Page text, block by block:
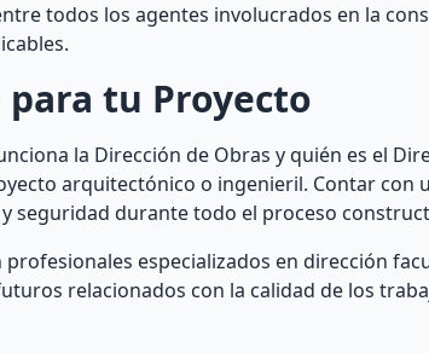
todos los agentes involucrados en la
tu Proyecto
la Dirección de Obras y quién es el
arquitectónico o ingenieril. Contar con
seguridad durante todo el proceso
especializados en dirección
relacionados con la calidad de los